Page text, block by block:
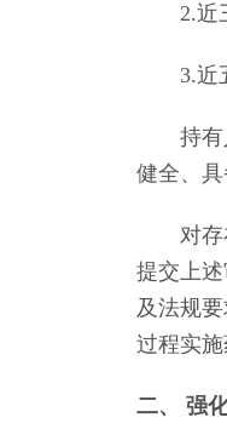
2.近三
3.近五
持有人
健全、
对存在
提交上
及法规
过程实
二、 强